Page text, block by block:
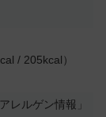
/ 205kcal）
レルゲン情報」